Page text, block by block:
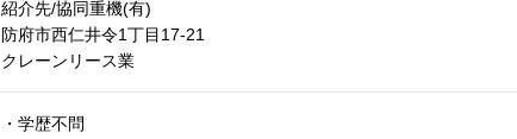
紹介先/協同重機(有)
防府市西仁井令1丁目17-21
クレーンリース業
・学歴不問